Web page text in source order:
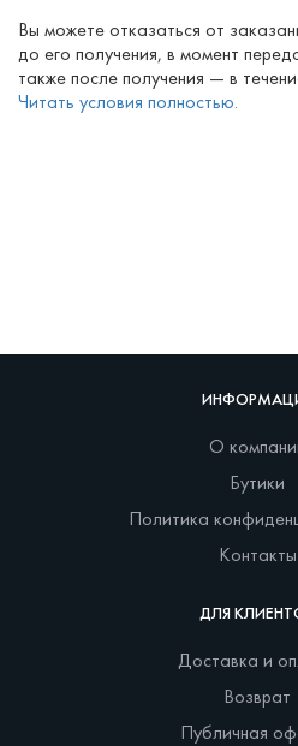
Вы можете отказаться от
до его получения, в момент
также после получения — в
Читать условия полностью.
О
Бутики
Политика
Контакты
ДЛЯ
Доставка и
Возврат
Публичная